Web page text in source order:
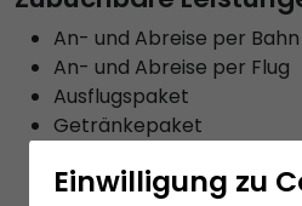
An- und Abreise per Bahn
An- und Abreise per Flug
Ausflugspaket
Getränkepaket
Einwilligung zu